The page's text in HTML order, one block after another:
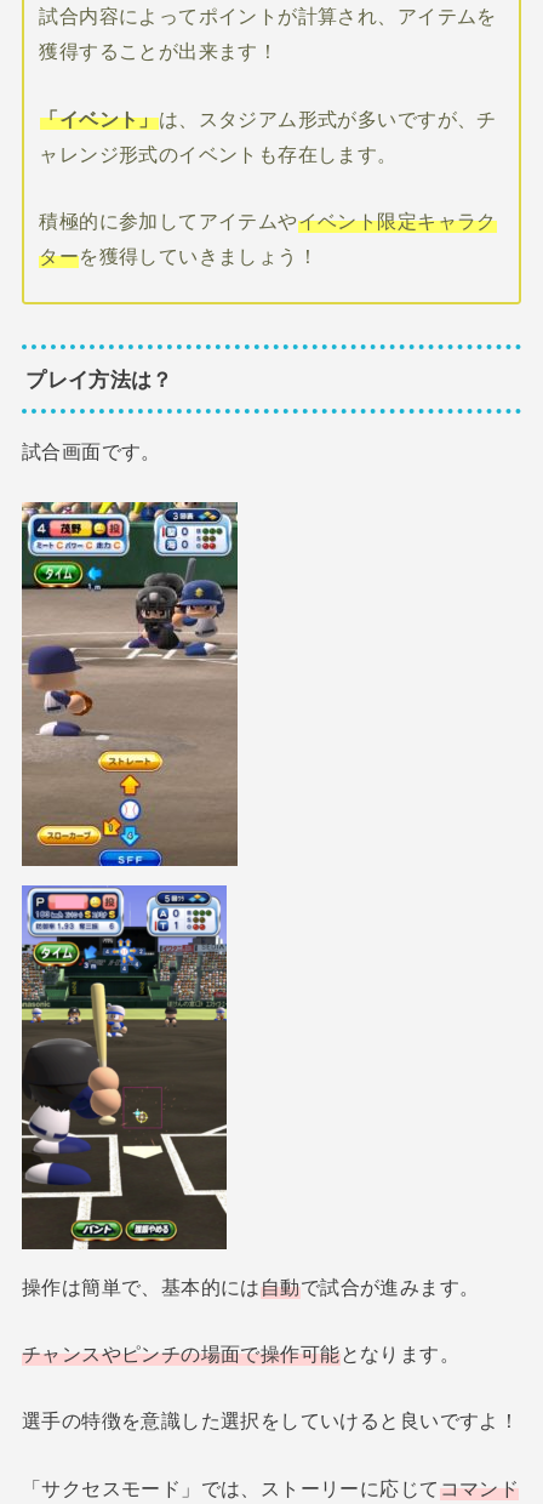
試合内容によってポイントが計算され、アイテムを
獲得することが出来ます！
「イベント」は、スタジアム形式が多いですが、チ
ャレンジ形式のイベントも存在します。
積極的に参加してアイテムやイベント限定キャラク
ターを獲得していきましょう！
プレイ方法は？
試合画面です。
操作は簡単で、基本的には自動で試合が進みます。
チャンスやピンチの場面で操作可能となります。
選手の特徴を意識した選択をしていけると良いですよ！
「サクセスモード」では、ストーリーに応じてコマンド